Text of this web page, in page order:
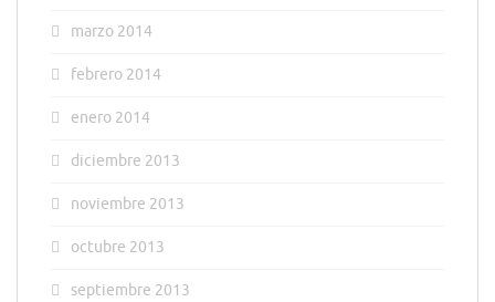
marzo 2014
febrero 2014
enero 2014
diciembre 2013
noviembre 2013
octubre 2013
septiembre 2013